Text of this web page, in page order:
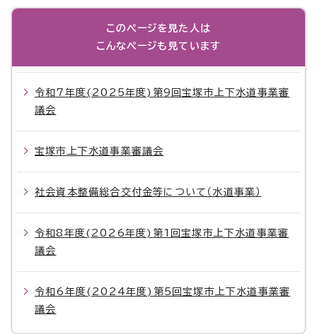
このページを見た人は
こんなページも見ています
令和7年度(2025年度)第9回宝塚市上下水道事業審
議会
宝塚市上下水道事業審議会
社会資本整備総合交付金等について（水道事業）
令和8年度(2026年度)第1回宝塚市上下水道事業審
議会
令和6年度(2024年度)第5回宝塚市上下水道事業審
議会